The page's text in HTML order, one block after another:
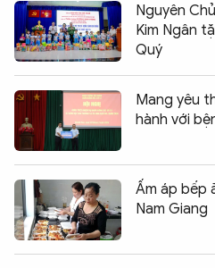
Nguyên
Kim Ngân
Quý
Mang yêu
hành với
Ấm áp bếp
Nam Giang